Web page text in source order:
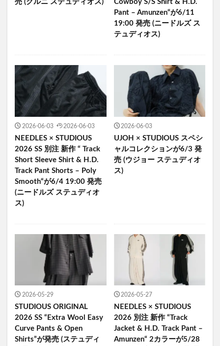
売 (クルニ ステュディオス)
Cowboy S/S Shirt & H.D.
Pant – Amunzen“が6/11
19:00 発売 (ニードルズ ス
テュディオス)
2026-06-03 2026-06-03
NEEDLES × STUDIOUS
2026 SS 別注 新作 “ Track
Short Sleeve Shirt & H.D.
Track Pant Shorts – Poly
Smooth“が6/4 19:00 発売
(ニードルズ ステュディオ
ス)
2026-06-03
UJOH × STUDIOUS スペシ
ャルコレクションが6/3 発
売 (ウジョー ステュディオ
ス)
2026-05-29
STUDIOUS ORIGINAL
2026 SS “Extra Wool Easy
Curve Pants & Open
Shirts”が発売 (ステュディ
2026-05-27
NEEDLES × STUDIOUS
2026 別注 新作 “Track
Jacket & H.D. Track Pant –
Amunzen“ 2カラーが5/28